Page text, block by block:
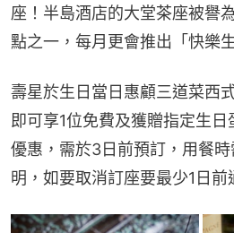
座！半島酒店的大堂茶座被譽
點之一，每月更會推出「快樂
壽星於生日當日惠顧三道菜西
即可享1位免費及獲贈指定生
優惠，需於3日前預訂，用餐
明，如要取消訂座要最少1日前